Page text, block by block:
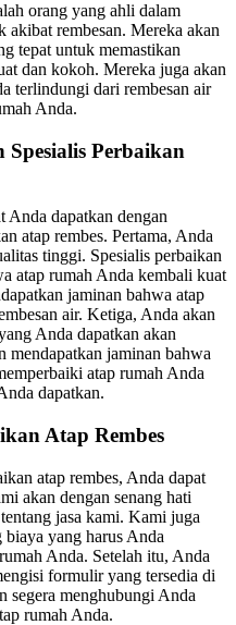
orang yang ahli dalam
akibat rembesan. Mereka akan
tepat untuk memastikan
dan kokoh. Mereka juga akan
terlindungi dari rembesan air
Anda.
Perbaikan
Anda dapatkan dengan
atap rembes. Pertama, Anda
tinggi. Spesialis perbaikan
atap rumah Anda kembali kuat
jaminan bahwa atap
air. Ketiga, Anda akan
Anda dapatkan akan
mendapatkan jaminan bahwa
atap rumah Anda
dapatkan.
Atap Rembes
atap rembes, Anda dapat
akan dengan senang hati
jasa kami. Kami juga
yang harus Anda
Anda. Setelah itu, Anda
formulir yang tersedia di
segera menghubungi Anda
rumah Anda.